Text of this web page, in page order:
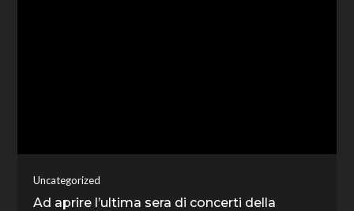
Uncategorized
Ad aprire l’ultima sera di concerti della